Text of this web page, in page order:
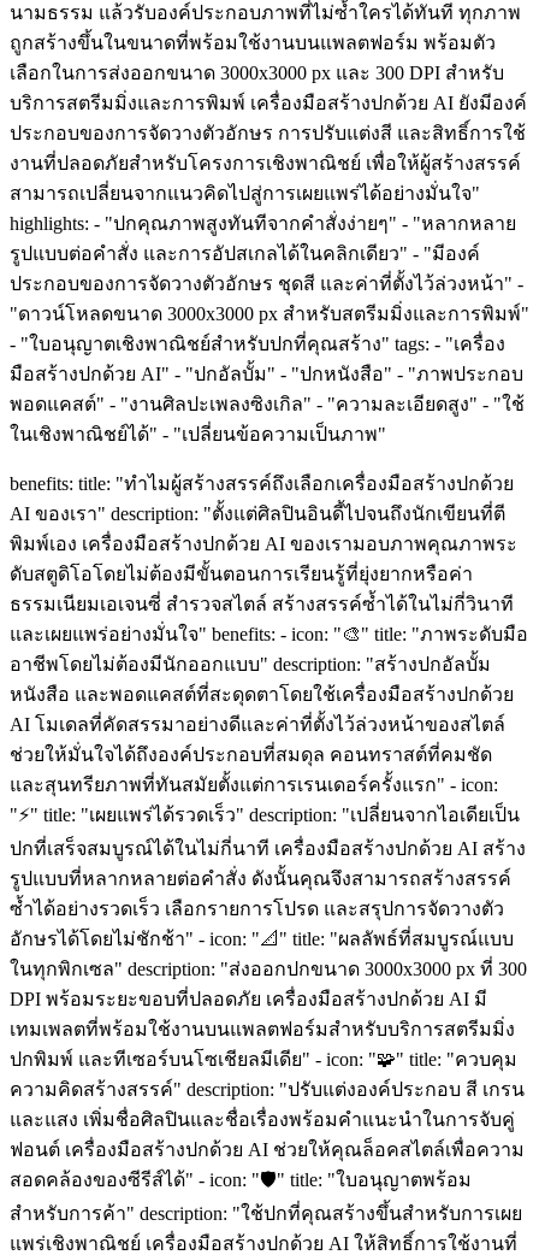
นามธรรม แล้วรับองค์ประกอบภาพที่ไม่ซ้ำใครได้ทันที ทุกภาพ
ถูกสร้างขึ้นในขนาดที่พร้อมใช้งานบนแพลตฟอร์ม พร้อมตัว
เลือกในการส่งออกขนาด 3000x3000 px และ 300 DPI สำหรับ
บริการสตรีมมิ่งและการพิมพ์ เครื่องมือสร้างปกด้วย AI ยังมีองค์
ประกอบของการจัดวางตัวอักษร การปรับแต่งสี และสิทธิ์การใช้
งานที่ปลอดภัยสำหรับโครงการเชิงพาณิชย์ เพื่อให้ผู้สร้างสรรค์
สามารถเปลี่ยนจากแนวคิดไปสู่การเผยแพร่ได้อย่างมั่นใจ"
highlights: - "ปกคุณภาพสูงทันทีจากคำสั่งง่ายๆ" - "หลากหลาย
รูปแบบต่อคำสั่ง และการอัปสเกลได้ในคลิกเดียว" - "มีองค์
ประกอบของการจัดวางตัวอักษร ชุดสี และค่าที่ตั้งไว้ล่วงหน้า" -
"ดาวน์โหลดขนาด 3000x3000 px สำหรับสตรีมมิ่งและการพิมพ์"
- "ใบอนุญาตเชิงพาณิชย์สำหรับปกที่คุณสร้าง" tags: - "เครื่อง
มือสร้างปกด้วย AI" - "ปกอัลบั้ม" - "ปกหนังสือ" - "ภาพประกอบ
พอดแคสต์" - "งานศิลปะเพลงซิงเกิล" - "ความละเอียดสูง" - "ใช้
ในเชิงพาณิชย์ได้" - "เปลี่ยนข้อความเป็นภาพ"
benefits: title: "ทำไมผู้สร้างสรรค์ถึงเลือกเครื่องมือสร้างปกด้วย
AI ของเรา" description: "ตั้งแต่ศิลปินอินดี้ไปจนถึงนักเขียนที่ตี
พิมพ์เอง เครื่องมือสร้างปกด้วย AI ของเรามอบภาพคุณภาพระ
ดับสตูดิโอโดยไม่ต้องมีขั้นตอนการเรียนรู้ที่ยุ่งยากหรือค่า
ธรรมเนียมเอเจนซี่ สำรวจสไตล์ สร้างสรรค์ซ้ำได้ในไม่กี่วินาที
และเผยแพร่อย่างมั่นใจ" benefits: - icon: "🎨" title: "ภาพระดับมือ
อาชีพโดยไม่ต้องมีนักออกแบบ" description: "สร้างปกอัลบั้ม
หนังสือ และพอดแคสต์ที่สะดุดตาโดยใช้เครื่องมือสร้างปกด้วย
AI โมเดลที่คัดสรรมาอย่างดีและค่าที่ตั้งไว้ล่วงหน้าของสไตล์
ช่วยให้มั่นใจได้ถึงองค์ประกอบที่สมดุล คอนทราสต์ที่คมชัด
และสุนทรียภาพที่ทันสมัยตั้งแต่การเรนเดอร์ครั้งแรก" - icon:
"⚡" title: "เผยแพร่ได้รวดเร็ว" description: "เปลี่ยนจากไอเดียเป็น
ปกที่เสร็จสมบูรณ์ได้ในไม่กี่นาที เครื่องมือสร้างปกด้วย AI สร้าง
รูปแบบที่หลากหลายต่อคำสั่ง ดังนั้นคุณจึงสามารถสร้างสรรค์
ซ้ำได้อย่างรวดเร็ว เลือกรายการโปรด และสรุปการจัดวางตัว
อักษรได้โดยไม่ชักช้า" - icon: "📐" title: "ผลลัพธ์ที่สมบูรณ์แบบ
ในทุกพิกเซล" description: "ส่งออกปกขนาด 3000x3000 px ที่ 300
DPI พร้อมระยะขอบที่ปลอดภัย เครื่องมือสร้างปกด้วย AI มี
เทมเพลตที่พร้อมใช้งานบนแพลตฟอร์มสำหรับบริการสตรีมมิ่ง
ปกพิมพ์ และทีเซอร์บนโซเชียลมีเดีย" - icon: "🧩" title: "ควบคุม
ความคิดสร้างสรรค์" description: "ปรับแต่งองค์ประกอบ สี เกรน
และแสง เพิ่มชื่อศิลปินและชื่อเรื่องพร้อมคำแนะนำในการจับคู่
ฟอนต์ เครื่องมือสร้างปกด้วย AI ช่วยให้คุณล็อคสไตล์เพื่อความ
สอดคล้องของซีรีส์ได้" - icon: "🛡️" title: "ใบอนุญาตพร้อม
สำหรับการค้า" description: "ใช้ปกที่คุณสร้างขึ้นสำหรับการเผย
แพร่เชิงพาณิชย์ เครื่องมือสร้างปกด้วย AI ให้สิทธิ์การใช้งานที่